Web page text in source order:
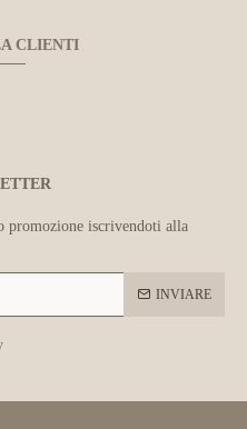
CLIENTI
promozione iscrivendoti alla
INVIARE